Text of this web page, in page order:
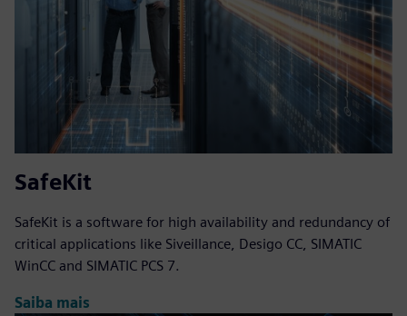
SafeKit
SafeKit is a software for high availability and redundancy of
critical applications like Siveillance, Desigo CC, SIMATIC
WinCC and SIMATIC PCS 7.
Saiba mais